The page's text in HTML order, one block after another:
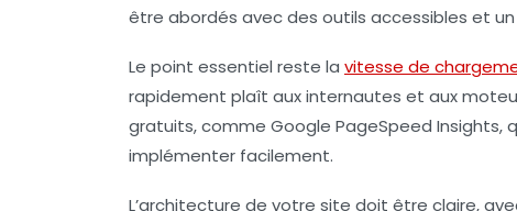
être abordés avec des outils accessibles et un
Le point essentiel reste la vitesse de
rapidement plaît aux internautes et aux
gratuits, comme Google PageSpeed
implémenter facilement.
L’architecture de votre site doit être claire,